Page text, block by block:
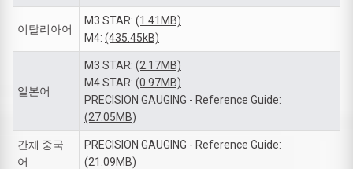
이탈리아어
M3 STAR: (1.41MB)
M4: (435.45kB)
일본어
M3 STAR: (2.17MB)
M4 STAR: (0.97MB)
PRECISION GAUGING - Reference Guide:
(27.05MB)
간체 중국
어
PRECISION GAUGING - Reference Guide:
(21.09MB)